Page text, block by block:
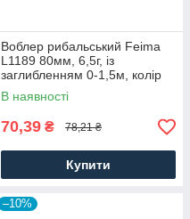
Воблер рибальський Feima
L1189 80мм, 6,5г, із
заглибленням 0-1,5м, колір
05
В наявності
70,39 ₴ 78,21 ₴
Купити
–10%